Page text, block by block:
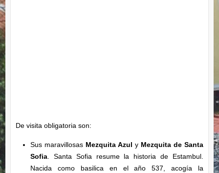
De visita obligatoria son:
Sus maravillosas Mezquita Azul y Mezquita de Santa
Sofia. Santa Sofia resume la historia de Estambul.
Nacida como basilica en el año 537, acogía la